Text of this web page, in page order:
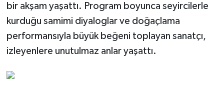
bir akşam yaşattı. Program boyunca seyircilerle
kurduğu samimi diyaloglar ve doğaçlama
performansıyla büyük beğeni toplayan sanatçı,
izleyenlere unutulmaz anlar yaşattı.